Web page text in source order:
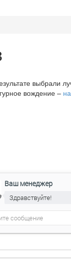
выбрали
вождение –
Ваш менеджер
Здравствуйте!
Ваш менеджер